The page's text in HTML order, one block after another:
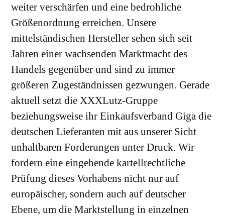
weiter verschärfen und eine bedrohliche
Größenordnung erreichen. Unsere
mittelständischen Hersteller sehen sich seit
Jahren einer wachsenden Marktmacht des
Handels gegenüber und sind zu immer
größeren Zugeständnissen gezwungen. Gerade
aktuell setzt die XXXLutz-Gruppe
beziehungsweise ihr Einkaufsverband Giga die
deutschen Lieferanten mit aus unserer Sicht
unhaltbaren Forderungen unter Druck. Wir
fordern eine eingehende kartellrechtliche
Prüfung dieses Vorhabens nicht nur auf
europäischer, sondern auch auf deutscher
Ebene, um die Marktstellung in einzelnen